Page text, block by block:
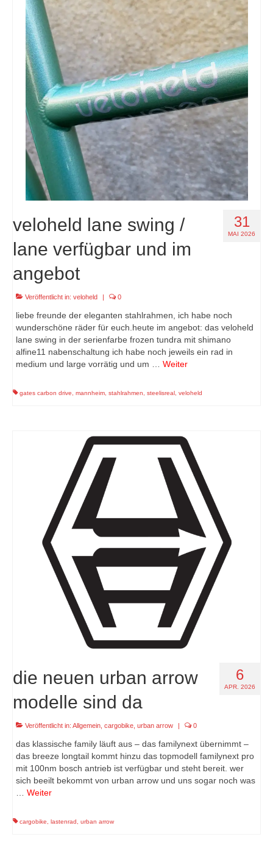
31
MAI 2026
veloheld lane swing /
lane verfügbar und im
angebot
Veröffentlicht in: veloheld 0
liebe freunde der eleganten stahlrahmen, ich habe noch
wunderschöne räder für euch.heute im angebot: das veloheld
lane swing in der serienfarbe frozen tundra mit shimano
alfine11 nabenschaltung ich habe noch jeweils ein rad in
medium und large vorrätig und um … Weiter
gates carbon drive, mannheim, stahlrahmen, steelisreal, veloheld
6
APR. 2026
die neuen urban arrow
modelle sind da
Veröffentlicht in: Allgemein cargobike urban arrow 0
das klassische family läuft aus – das familynext übernimmt –
das breeze longtail kommt hinzu das topmodell familynext pro
mit 100nm bosch antrieb ist verfügbar und steht bereit. wer
sich beeilt bekommt von urban arrow und uns sogar noch was
… Weiter
cargobike, lastenrad , urban arrow